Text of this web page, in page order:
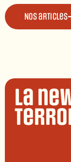
Nos articles
La